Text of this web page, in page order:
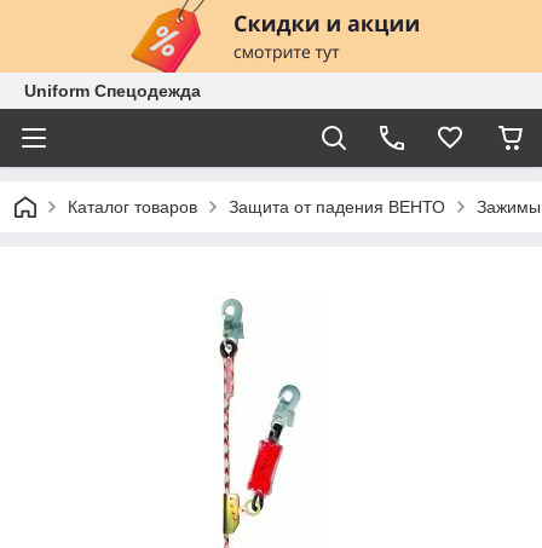
Uniform Спецодежда
Каталог товаров Защита от падения ВЕНТО Зажимы